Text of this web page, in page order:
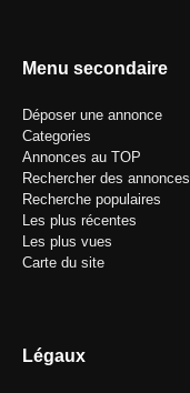
Menu secondaire
Déposer une annonce
Categories
Annonces au TOP
Rechercher des annonces
Recherche populaires
Les plus récentes
Les plus vues
Carte du site
Légaux